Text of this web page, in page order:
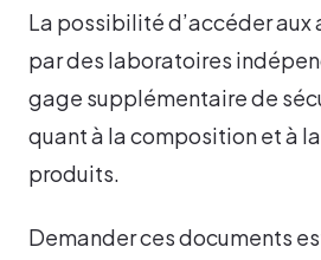
La possibilité d’accéder aux
par des laboratoires
gage supplémentaire de
quant à la composition et à
produits.
Demander ces documents